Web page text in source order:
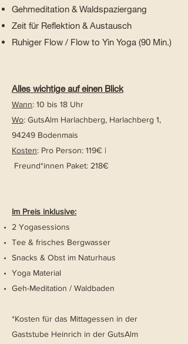
Gehmeditation & Waldspaziergang
Zeit für Reflektion & Austausch
Ruhiger Flow / Flow to Yin Yoga (90 Min.)
Alles wichtige auf einen Blick
Wann: 10 bis 18 Uhr
Wo: GutsAlm Harlachberg, Harlachberg 1,
94249 Bodenmais
Kosten: Pro Person: 119€ |
Freund*innen Paket: 218€
Im Preis inklusive:
2 Yogasessions
Tee & frisches Bergwasser
Snacks & Obst im Naturhaus
Yoga Material
Geh-Meditation / Waldbaden
*Kosten für das Mittagessen in der
Gaststube Heinrich in der GutsAlm